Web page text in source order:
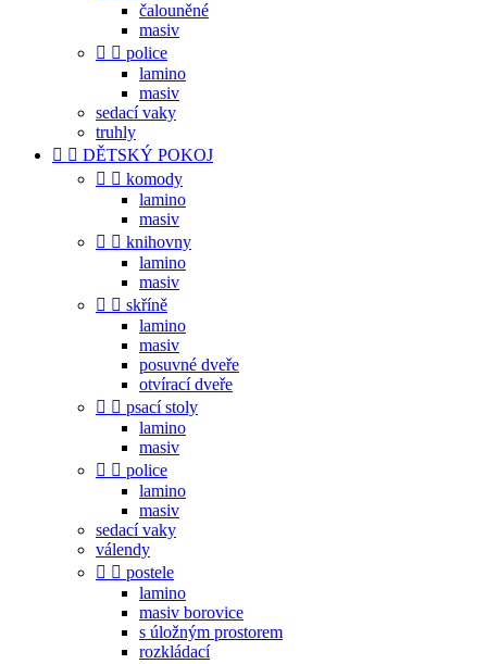
čalouněné
masiv
  police
lamino
masiv
sedací vaky
truhly
  DĚTSKÝ POKOJ
  komody
lamino
masiv
  knihovny
lamino
masiv
  skříně
lamino
masiv
posuvné dveře
otvírací dveře
  psací stoly
lamino
masiv
  police
lamino
masiv
sedací vaky
válendy
  postele
lamino
masiv borovice
s úložným prostorem
rozkládací